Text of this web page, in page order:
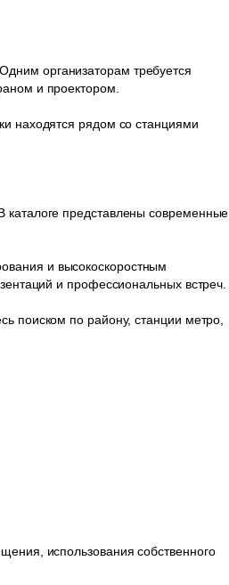
организаторам требуется
и проектором.
находятся рядом со станциями
каталоге представлены современные
и высокоскоростным
и профессиональных встреч.
поиском по району, станции метро,
использования собственного